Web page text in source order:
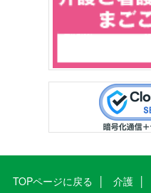
TOPページに戻る 介護